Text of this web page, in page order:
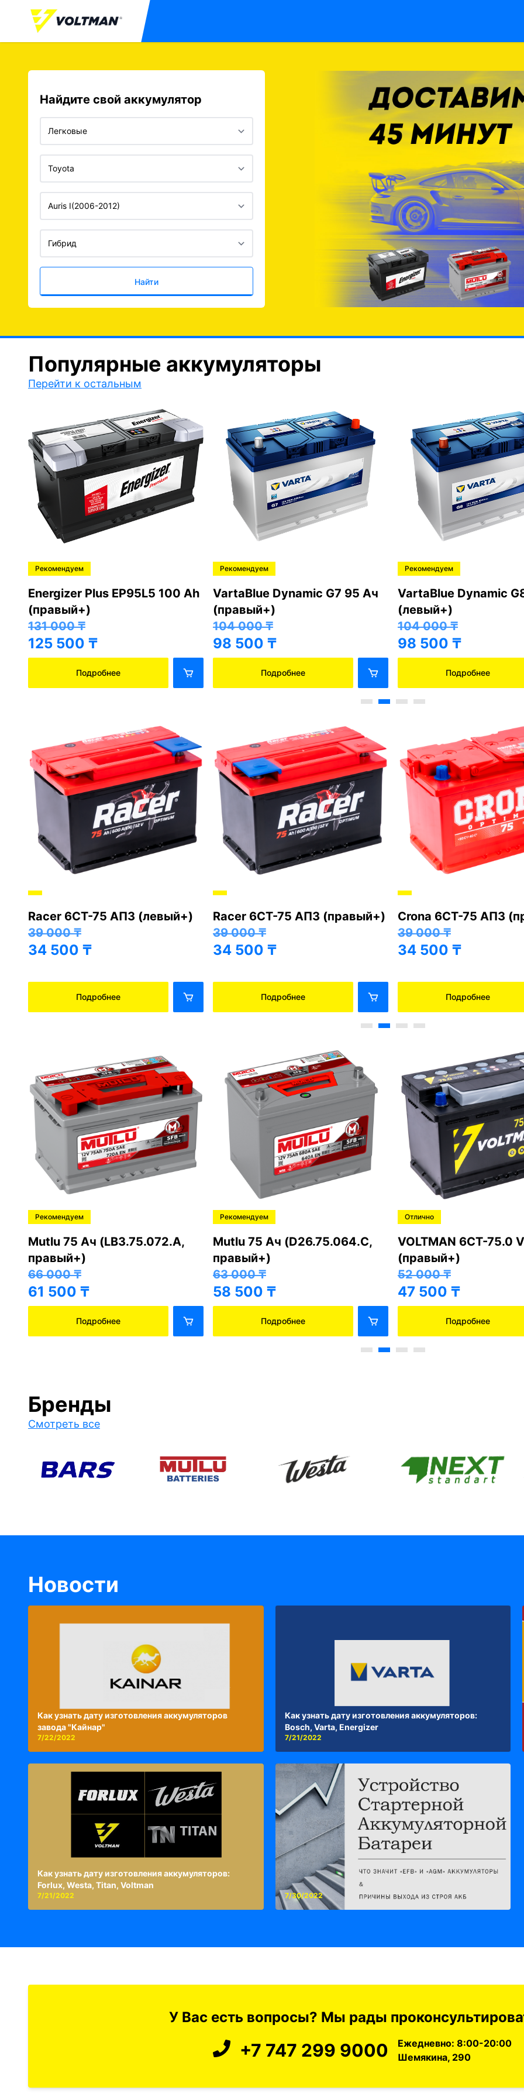
Найдите свой аккумулятор
Найти
Популярные аккумуляторы
Перейти к остальным
Рекомендуем
Energizer Plus EP95L5 100 Ah
(правый+)
131 000₸
125 500 ₸
Подробнее
Рекомендуем
VartaBlue Dynamic G7 95 Ач
(правый+)
104 000₸
98 500 ₸
Подробнее
Рекомендуем
VartaBlue Dynamic
(левый+)
104 000₸
98 500 ₸
Подробнее
Racer 6СТ-75 АПЗ (левый+)
39 000₸
34 500 ₸
Подробнее
Racer 6СТ-75 АПЗ (правый+)
39 000₸
34 500 ₸
Подробнее
Crona 6СТ-75 АПЗ
39 000₸
34 500 ₸
Подробнее
Рекомендуем
Mutlu 75 Ач (LB3.75.072.A,
правый+)
66 000₸
61 500 ₸
Подробнее
Рекомендуем
Mutlu 75 Ач (D26.75.064.C,
правый+)
63 000₸
58 500 ₸
Подробнее
Отлично
VOLTMAN 6CT-75.0
(правый+)
52 000₸
47 500 ₸
Подробнее
Бренды
Смотреть все
Новости
Как узнать дату изготовления аккумуляторов
завода "Кайнар"
7/22/2022
Как узнать дату изготовления аккумуляторов:
Bosch, Varta, Energizer
7/21/2022
Как узнать дату изготовления аккумуляторов:
Forlux, Westa, Titan, Voltman
7/21/2022 7/30/2022
У Вас есть вопросы? Мы рады
+7 747 299 9000
Ежедневно: 8:00-20:00
Шемякина, 290